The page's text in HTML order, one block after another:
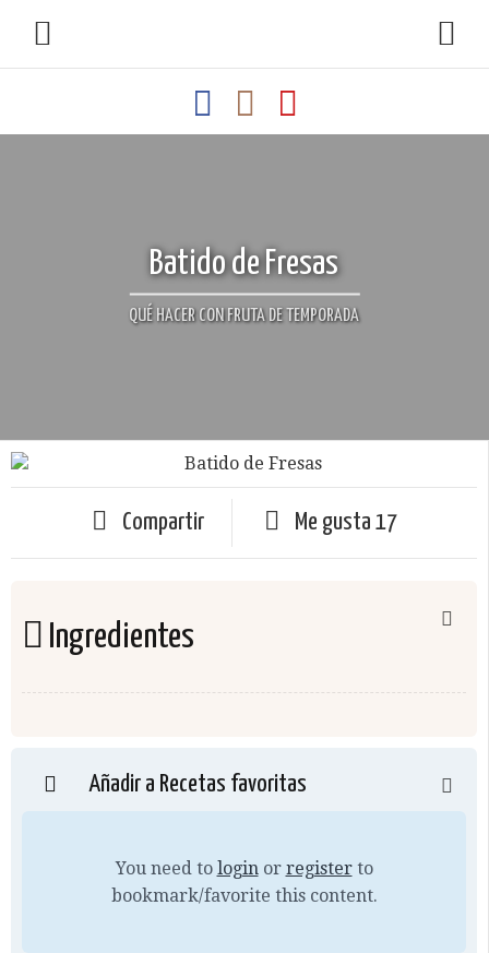
Batido de Fresas
QUÉ HACER CON FRUTA DE TEMPORADA
Compartir Me gusta 17
Ingredientes
Añadir a Recetas favoritas
You need to loginor registerto
bookmark/favorite this content.